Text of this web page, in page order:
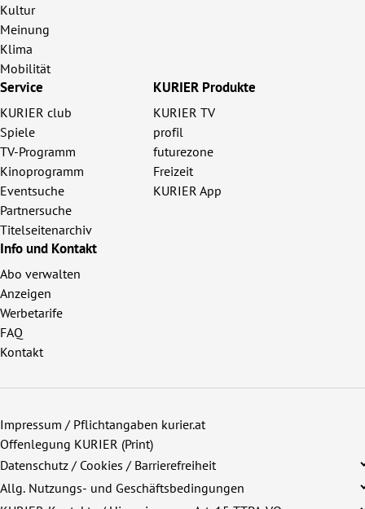
Kultur
Meinung
Klima
Mobilität
Service
KURIER club
Spiele
TV-Programm
Kinoprogramm
Eventsuche
Partnersuche
Titelseitenarchiv
KURIER Produkte
KURIER TV
profil
futurezone
Freizeit
KURIER App
Info und Kontakt
Abo verwalten
Anzeigen
Werbetarife
FAQ
Kontakt
Impressum / Pflichtangaben kurier.at
Offenlegung KURIER (Print)
Datenschutz / Cookies / Barrierefreiheit
Allg. Nutzungs- und Geschäftsbedingungen